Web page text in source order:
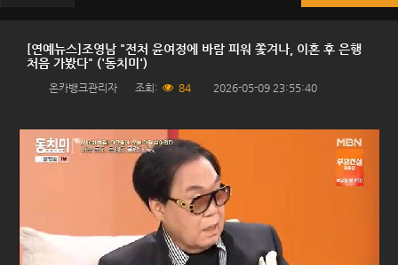
[연예뉴스]조영남 "전처 윤여정에 바람 피워 쫓겨나, 이혼 후 은행
처음 가봤다" ('동치미')
온카뱅크관리자 조회: 84 2026-05-09 23:55:40